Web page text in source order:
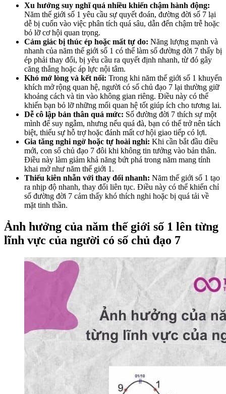
Xu hướng suy nghĩ quá nhiều khiến chậm hành động:
Năm thế giới số 1 yêu cầu sự quyết đoán, đường đời số 7 lại
dễ bị cuốn vào việc phân tích quá sâu, dẫn đến chậm trễ hoặc
bỏ lỡ cơ hội quan trọng.
Cảm giác bị thúc ép hoặc mất tự do: Năng lượng mạnh và
nhanh của năm thế giới số 1 có thể làm số đường đời 7 thấy bị
ép phải thay đổi, bị yêu cầu ra quyết định nhanh, từ đó gây
căng thẳng hoặc áp lực nội tâm.
Khó mở lòng và kết nối: Trong khi năm thế giới số 1 khuyến
khích mở rộng quan hệ, người có số chủ đạo 7 lại thường giữ
khoảng cách và tin vào không gian riêng. Điều này có thể
khiến bạn bỏ lỡ những mối quan hệ tốt giúp ích cho tương lai.
Dễ cô lập bản thân quá mức: Số đường đời 7 thích sự một
mình để suy ngẫm, nhưng nếu quá đà, bạn có thể trở nên tách
biệt, thiếu sự hỗ trợ hoặc đánh mất cơ hội giao tiếp có lợi.
Gia tăng nghi ngờ hoặc tự hoài nghi: Khi cần bắt đầu điều
mới, con số chủ đạo 7 đôi khi không tin tưởng vào bản thân.
Điều này làm giảm khả năng bứt phá trong năm mang tính
khai mở như năm thế giới 1.
Thiếu kiên nhẫn với thay đổi nhanh: Năm thế giới số 1 tạo
ra nhịp độ nhanh, thay đổi liên tục. Điều này có thể khiến chỉ
số đường đời 7 cảm thấy khó thích nghi hoặc bị quá tải về
mặt tinh thần.
Ảnh hưởng của năm thế giới số 1 lên từng
lĩnh vực của người có số chủ đạo 7